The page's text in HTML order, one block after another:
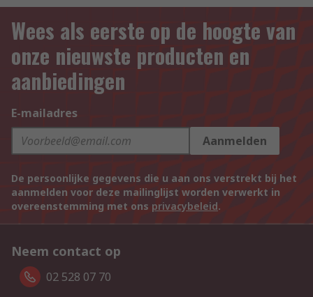
Wees als eerste op de hoogte van
onze nieuwste producten en
aanbiedingen
E-mailadres
Aanmelden
De persoonlijke gegevens die u aan ons verstrekt bij het
aanmelden voor deze mailinglijst worden verwerkt in
overeenstemming met ons privacybeleid.
Neem contact op
02 528 07 70